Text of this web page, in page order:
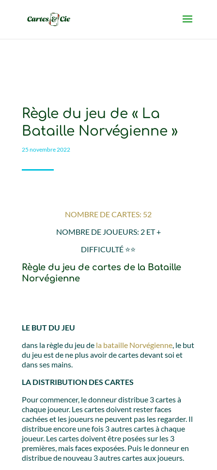
Règle du jeu de « La
Bataille Norvégienne »
25 novembre 2022
NOMBRE DE CARTES: 52
NOMBRE DE JOUEURS: 2 ET +
DIFFICULTÉ ⭐️⭐️
Règle du jeu de cartes de la Bataille
Norvégienne
LE BUT DU JEU
dans la règle du jeu de la bataille Norvégienne, le but
du jeu est de ne plus avoir de cartes devant soi et
dans ses mains.
LA DISTRIBUTION DES CARTES
Pour commencer, le donneur distribue 3 cartes à
chaque joueur. Les cartes doivent rester faces
cachées et les joueurs ne peuvent pas les regarder. Il
distribue encore une fois 3 autres cartes à chaque
joueur. Les cartes doivent être posées sur les 3
premières, mais faces exposées. Puis le donneur en
distribue de nouveau 3 autres cartes aux joueurs.